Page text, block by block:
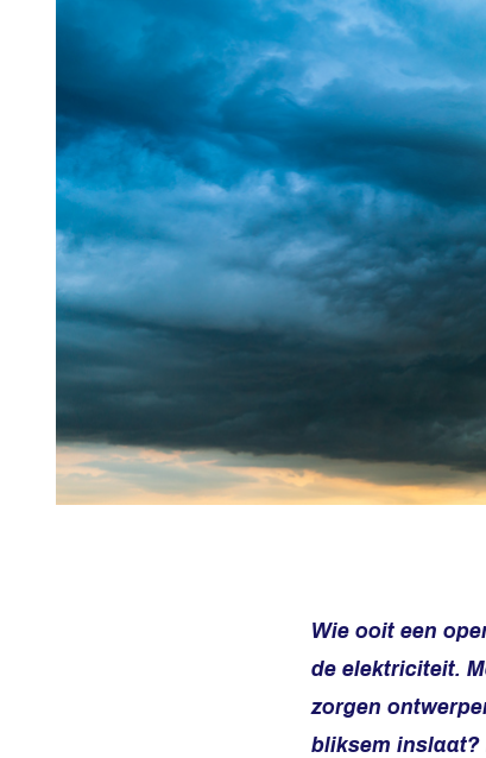
Wie ooit een
de elektriciteit.
zorgen
bliksem inslaat?